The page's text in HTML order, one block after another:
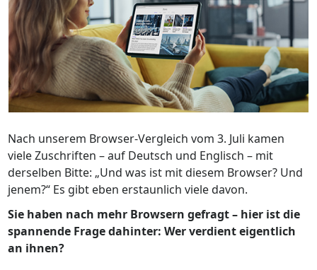
Nach unserem Browser-Vergleich vom 3. Juli kamen
viele Zuschriften – auf Deutsch und Englisch – mit
derselben Bitte: „Und was ist mit diesem Browser? Und
jenem?“ Es gibt eben erstaunlich viele davon.
Sie haben nach mehr Browsern gefragt – hier ist die
spannende Frage dahinter: Wer verdient eigentlich
an ihnen?